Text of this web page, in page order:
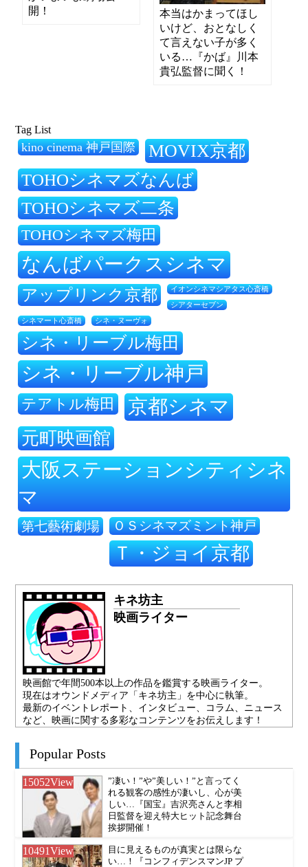
本当はかまってほし
いけど、おとなしく
て言えない子が多く
いる…『かば』川本
貴弘監督に聞く！
開！
Tag List
kino cinema 神戸国際 MOVIX京都
TOHOシネマズなんば
TOHOシネマズ二条
TOHOシネマズ梅田
なんばパークスシネマ
アップリンク京都 イオンシネマシアタス心斎橋
シアターセブン
シネマート心斎橋 シネ・ヌーヴォ
シネ・リーブル梅田
シネ・リーブル神戸
テアトル梅田 京都シネマ
元町映画館
大阪ステーションシティシネ
マ
第七藝術劇場 ＯＳシネマズミント神戸
Ｔ・ジョイ京都
キネ坊主
映画ライター
映画館で年間500本以上の作品を鑑賞する映画ライター。
現在はオウンドメディア「キネ坊主」を中心に執筆。
最新のイベントレポート、インタビュー、コラム、ニュース
など、映画に関する多彩なコンテンツをお伝えします！
Popular Posts
15052View
”凄い！”や”美しい！”と言ってく
れる観客の感性が凄いし、心が美
しい…『国宝』吉沢亮さんと李相
日監督を迎え特大ヒット記念舞台
挨拶開催！
10491View
目に見えるものが真実とは限らな
い…！『コンフィデンスマンJP プ